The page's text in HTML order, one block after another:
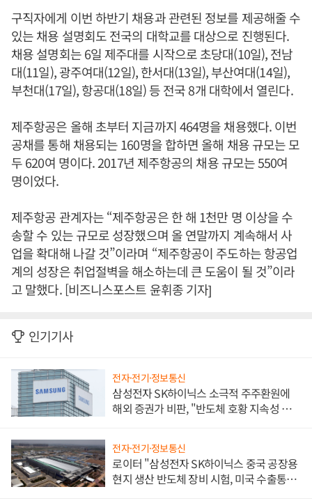
구직자에게 이번 하반기 채용과 관련된 정보를 제공해줄 수
있는 채용 설명회도 전국의 대학교를 대상으로 진행된다.
채용 설명회는 6일 제주대를 시작으로 초당대(10일), 전남
대(11일), 광주여대(12일), 한서대(13일), 부산여대(14일),
부천대(17일), 항공대(18일) 등 전국 8개 대학에서 열린다.
제주항공은 올해 초부터 지금까지 464명을 채용했다. 이번
공채를 통해 채용되는 160명을 합하면 올해 채용 규모는 모
두 620여 명이다. 2017년 제주항공의 채용 규모는 550여
명이었다.
제주항공 관계자는 “제주항공은 한 해 1천만 명 이상을 수
송할 수 있는 규모로 성장했으며 올 연말까지 계속해서 사
업을 확대해 나갈 것”이라며 “제주항공이 주도하는 항공업
계의 성장은 취업절벽을 해소하는데 큰 도움이 될 것”이라
고 말했다. [비즈니스포스트 윤휘종 기자]
인기기사
전자·전기·정보통신
삼성전자 SK하이닉스 소극적 주주환원에
해외 증권가 비판, "반도체 호황 지속성 의
전자·전기·정보통신
로이터 "삼성전자 SK하이닉스 중국 공장용
현지 생산 반도체 장비 시험, 미국 수출통제